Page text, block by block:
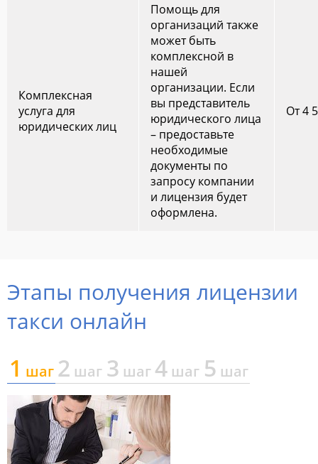
Комплексная
услуга для
юридических лиц
Помощь для
организаций также
может быть
комплексной в
нашей
организации. Если
вы представитель
юридического лица
– предоставьте
необходимые
документы по
запросу компании
и лицензия будет
оформлена.
От 4
Этапы получения лицензии
такси онлайн
1 шаг 2 шаг 3 шаг 4 шаг 5 шаг